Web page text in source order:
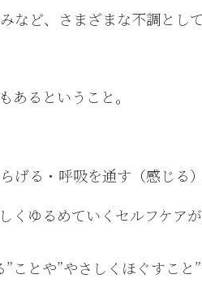
ど、さまざまな不調とし
あるということ。
る・呼吸を通す（感じる）
ゆるめていくセルフケアが
とや”やさしくほぐすこと”